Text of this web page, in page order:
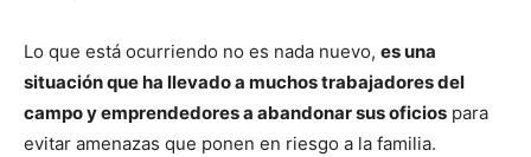
Lo que está ocurriendo no es nada nuevo, es una
situación que ha llevado a muchos trabajadores del
campo y emprendedores a abandonar sus oficios para
evitar amenazas que ponen en riesgo a la familia.